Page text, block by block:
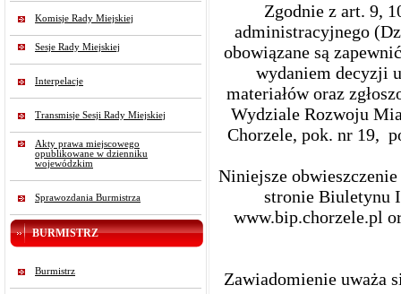
Komisje Rady Miejskiej
Sesje Rady Miejskiej
Interpelacje
Transmisje Sesji Rady Miejskiej
Akty prawa miejscowego
opublikowane w dzienniku
wojewódzkim
Sprawozdania Burmistrza
BURMISTRZ
Burmistrz
Zgodnie z art. 9,
administracyjnego
obowiązane są
wydaniem decyzji
materiałów oraz
Wydziale Rozwoju
Chorzele, pok. nr 19,
Niniejsze
stronie Biuletynu
www.bip.chorzele.pl
Zawiadomienie uważa